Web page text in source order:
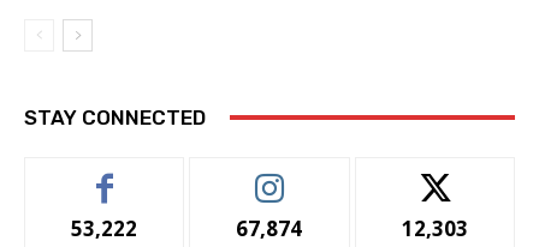
STAY CONNECTED
53,222 67,874 12,303